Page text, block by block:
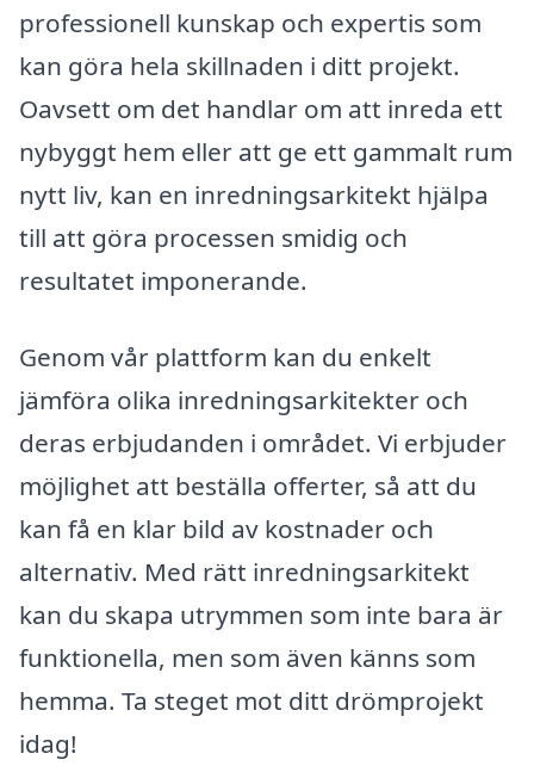
professionell kunskap och expertis som
kan göra hela skillnaden i ditt projekt.
Oavsett om det handlar om att inreda ett
nybyggt hem eller att ge ett gammalt rum
nytt liv, kan en inredningsarkitekt hjälpa
till att göra processen smidig och
resultatet imponerande.
Genom vår plattform kan du enkelt
jämföra olika inredningsarkitekter och
deras erbjudanden i området. Vi erbjuder
möjlighet att beställa offerter, så att du
kan få en klar bild av kostnader och
alternativ. Med rätt inredningsarkitekt
kan du skapa utrymmen som inte bara är
funktionella, men som även känns som
hemma. Ta steget mot ditt drömprojekt
idag!